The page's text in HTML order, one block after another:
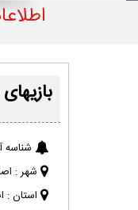
شناسه
شهر :
استان :